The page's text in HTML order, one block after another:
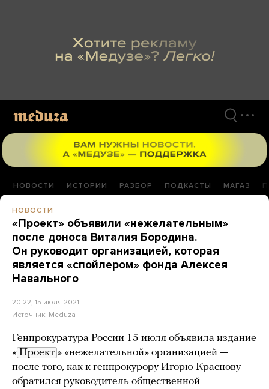
НОВОСТИ ИСТОРИИ РАЗБОР ПОДКАСТЫ МАГАЗ
НОВОСТИ
«Проект» объявили «нежелательным»
после доноса Виталия Бородина.
Он руководит организацией, которая
является «спойлером» фонда Алексея
Навального
20:22, 15 июля 2021
Источник: Meduza
Генпрокуратура России 15 июля объявила издание
« Проект » «нежелательной» организацией —
после того, как к генпрокурору Игорю Краснову
обратился руководитель общественной